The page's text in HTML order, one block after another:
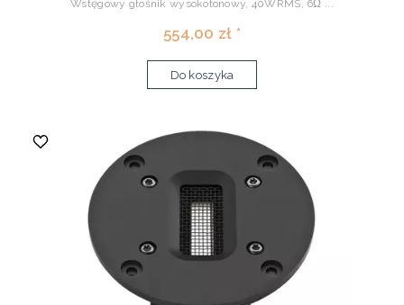
Wstęgowy głośnik wysokotonowy, 40WRMS, 6Ω ...
554,00 zł *
Do koszyka